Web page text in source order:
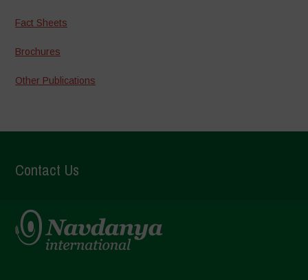
Fact Sheets
Brochures
Other Publications
Contact Us